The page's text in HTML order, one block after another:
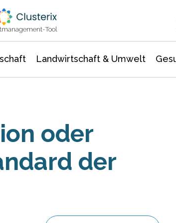
Tool
Landwirtschaft & Umwelt
oder
der